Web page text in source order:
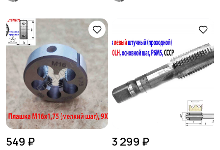
549 ₽ 3 299 ₽